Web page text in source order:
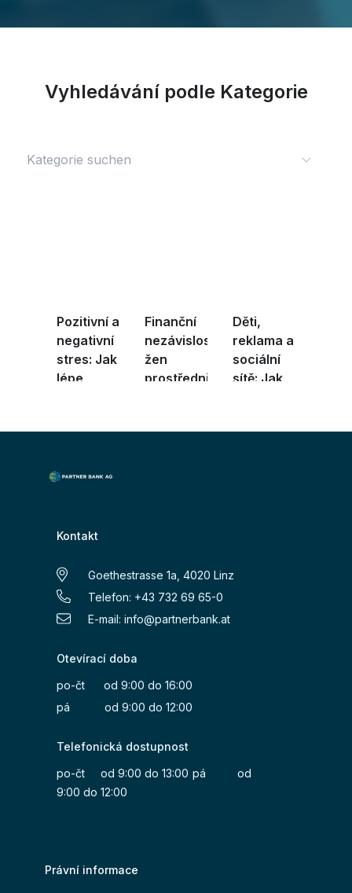
Vyhledávání podle Kategorie
Pozitivní a
negativní
stres: Jak
lépe
Finanční
nezávislost
žen
prostřednictvím
Děti,
reklama a
sociální
sítě: Jak
Kontakt
Goethestrasse 1a, 4020 Linz
Telefon: +43 732 69 65-0
E-mail: info@partnerbank.at
Otevírací doba
po-čt od 9:00 do 16:00
pá od 9:00 do 12:00
Telefonická dostupnost
po-čt od 9:00 do 13:00 pá od
9:00 do 12:00
Právní informace